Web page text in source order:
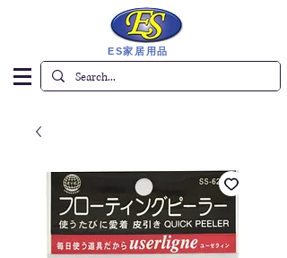
ES家居用品